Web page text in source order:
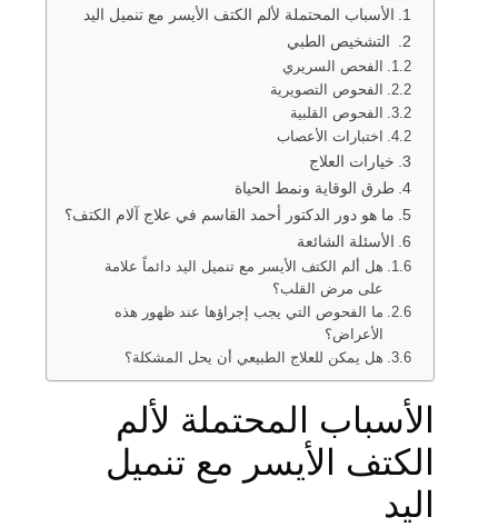
الأسباب المحتملة لألم الكتف الأيسر مع تنميل اليد
التشخيص الطبي
الفحص السريري
الفحوص التصويرية
الفحوص القلبية
اختبارات الأعصاب
خيارات العلاج
طرق الوقاية ونمط الحياة
ما هو دور الدكتور أحمد القاسم في علاج آلام الكتف؟
الأسئلة الشائعة
هل ألم الكتف الأيسر مع تنميل اليد دائماً علامة
على مرض القلب؟
ما الفحوص التي يجب إجراؤها عند ظهور هذه
الأعراض؟
هل يمكن للعلاج الطبيعي أن يحل المشكلة؟
الأسباب المحتملة لألم
الكتف الأيسر مع تنميل
اليد